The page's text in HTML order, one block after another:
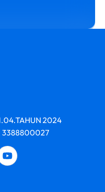
2024
3388800027